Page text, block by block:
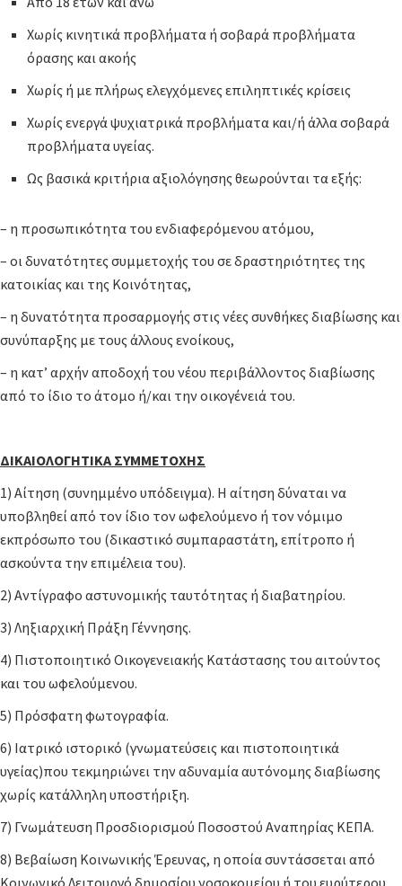
Χωρίς κινητικά προβλήματα ή σοβαρά προβλήματα
όρασης και ακοής
Χωρίς ή με πλήρως ελεγχόμενες επιληπτικές κρίσεις
Χωρίς ενεργά ψυχιατρικά προβλήματα και/ή άλλα σοβαρά
προβλήματα υγείας.
Ως βασικά κριτήρια αξιολόγησης θεωρούνται τα εξής:
– η προσωπικότητα του ενδιαφερόμενου ατόμου,
– οι δυνατότητες συμμετοχής του σε δραστηριότητες της
κατοικίας και της Κοινότητας,
– η δυνατότητα προσαρμογής στις νέες συνθήκες διαβίωσης και
συνύπαρξης με τους άλλους ενοίκους,
– η κατ’ αρχήν αποδοχή του νέου περιβάλλοντος διαβίωσης
από το ίδιο το άτομο ή/και την οικογένειά του.
ΔΙΚΑΙΟΛΟΓΗΤΙΚΑ ΣΥΜΜΕΤΟΧΗΣ
1) Αίτηση (συνημμένο υπόδειγμα). Η αίτηση δύναται να
υποβληθεί από τον ίδιο τον ωφελούμενο ή τον νόμιμο
εκπρόσωπο του (δικαστικό συμπαραστάτη, επίτροπο ή
ασκούντα την επιμέλεια του).
2) Αντίγραφο αστυνομικής ταυτότητας ή διαβατηρίου.
3) Ληξιαρχική Πράξη Γέννησης.
4) Πιστοποιητικό Οικογενειακής Κατάστασης του αιτούντος
και του ωφελούμενου.
5) Πρόσφατη φωτογραφία.
6) Ιατρικό ιστορικό (γνωματεύσεις και πιστοποιητικά
υγείας)που τεκμηριώνει την αδυναμία αυτόνομης διαβίωσης
χωρίς κατάλληλη υποστήριξη.
7) Γνωμάτευση Προσδιορισμού Ποσοστού Αναπηρίας ΚΕΠΑ.
8) Βεβαίωση Κοινωνικής Έρευνας, η οποία συντάσσεται από
Κοινωνικό Λειτουργό δημοσίου νοσοκομείου ή του ευρύτερου